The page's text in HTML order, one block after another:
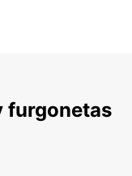
furgonetas